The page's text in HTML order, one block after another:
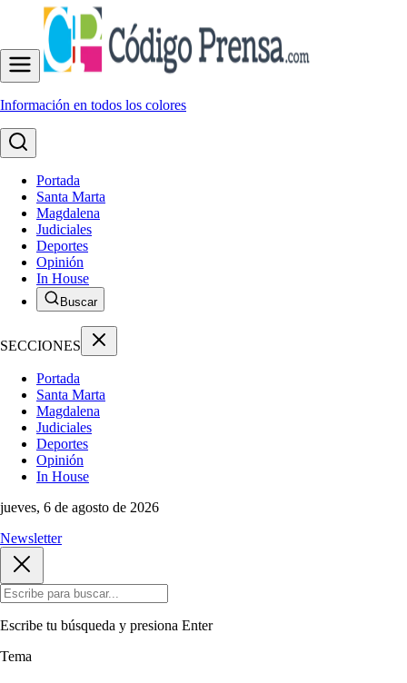
Información en todos los colores
Portada
Santa Marta
Magdalena
Judiciales
Deportes
Opinión
In House
Buscar
SECCIONES
Portada
Santa Marta
Magdalena
Judiciales
Deportes
Opinión
In House
jueves, 6 de agosto de 2026
Newsletter
Escribe tu búsqueda y presiona Enter
Tema